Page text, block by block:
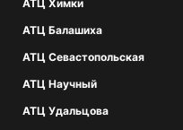
АТЦ Химки
АТЦ Балашиха
АТЦ Севастопольская
АТЦ Научный
АТЦ Удальцова